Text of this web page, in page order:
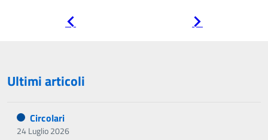
Ultimi articoli
Circolari
24 Luglio 2026